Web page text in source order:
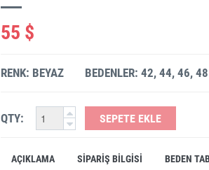
55 $
RENK: BEYAZ BEDENLER: 42, 44, 46, 48
QTY: SEPETE EKLE
AÇIKLAMA SIPARIŞ BILGISI BEDEN